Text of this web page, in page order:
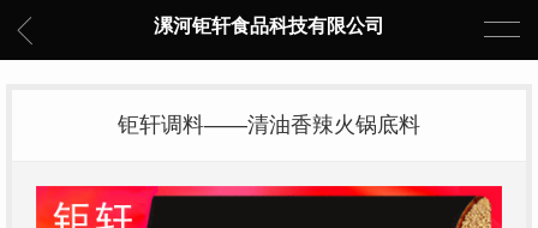
漯河钜轩食品科技有限公司
钜轩调料——清油香辣火锅底料